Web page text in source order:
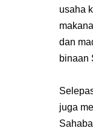
usaha
dan
binaan
juga